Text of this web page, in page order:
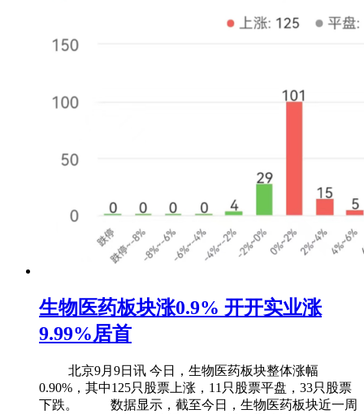
生物医药板块涨0.9% 开开实业涨
9.99%居首
北京9月9日讯 今日，生物医药板块整体涨幅
0.90%，其中125只股票上涨，11只股票平盘，33只股票
下跌。 数据显示，截至今日，生物医药板块近一周